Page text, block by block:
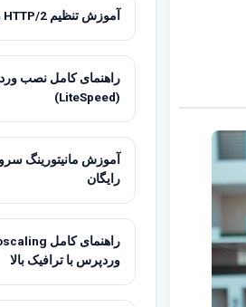
آموزش تنظیم HTTP/2 و HTTP/3 برای وردپرس
راهنمای کامل نصب
(LiteSpeed)
آموزش مانیتورینگ
رایگان
وردپرس با ترافیک بالا